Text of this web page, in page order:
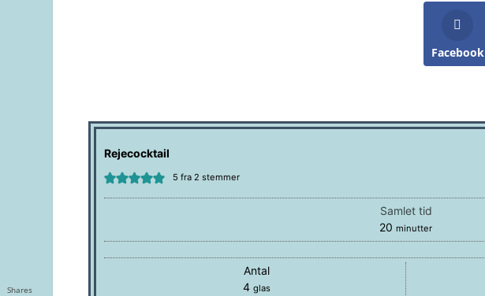
Facebook
Rejecocktail
5 fra 2 stemmer
Samlet tid
20 minutter
minutter
Antal
4 glas
Shares